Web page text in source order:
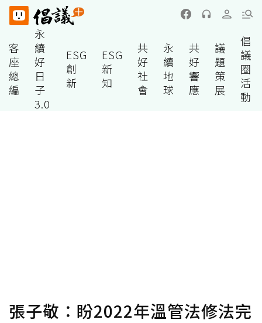
客
座
總
編
永
續
好
日
子
3.0
ESG
創
新
ESG
新
知
共
好
社
會
永
續
地
球
共
好
響
應
議
題
策
展
倡
議
圈
活
動
張子敬：盼2022年溫管法修法完